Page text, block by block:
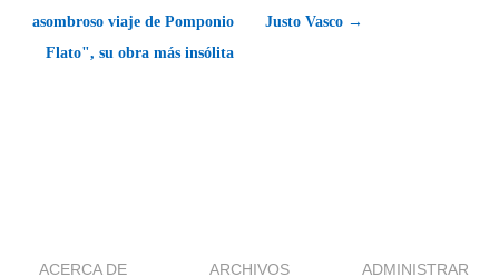
asombroso viaje de Pomponio
Flato", su obra más insólita
Justo Vasco →
ACERCA DE ARCHIVOS ADMINISTRAR